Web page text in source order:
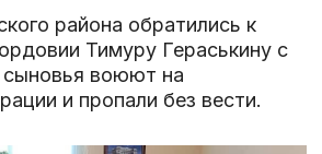
района обратились к
Тимуру Гераськину с
воюют на
и пропали без вести.